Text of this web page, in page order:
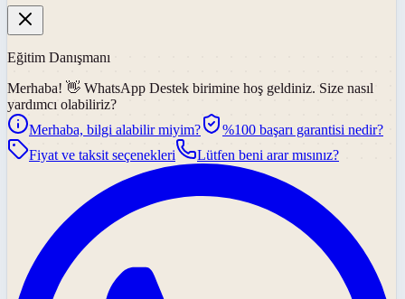
Eğitim Danışmanı
Merhaba! 👋 WhatsApp Destek birimine hoş geldiniz. Size nasıl
yardımcı olabiliriz?
Merhaba, bilgi alabilir miyim?
%100 başarı garantisi nedir?
Fiyat ve taksit seçenekleri
Lütfen beni arar mısınız?